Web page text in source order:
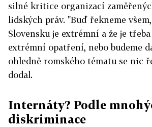
silné kritice organizací
lidských práv. "Buď řekneme
Slovensku je extrémní a že je
extrémní opatření, nebo budeme
ohledně romského tématu se nic
dodal.
Internáty? Podle
diskriminace